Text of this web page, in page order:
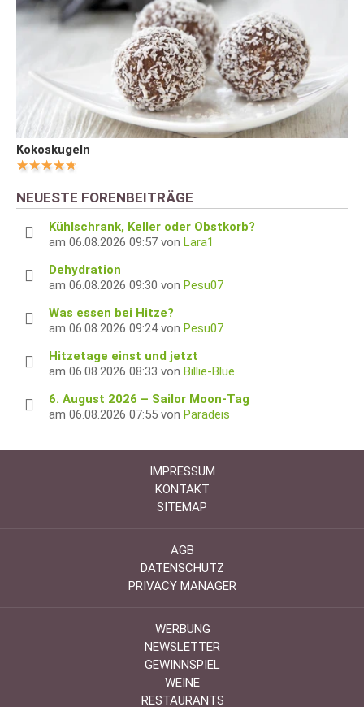
Kokoskugeln
NEUESTE FORENBEITRÄGE
Kühlschrank, Keller oder Obstkorb?
am 06.08.2026 09:57 von Lara1
Dehydration
am 06.08.2026 09:30 von Pesu07
Was essen bei Hitze?
am 06.08.2026 09:24 von Pesu07
Hitzetage einst und jetzt
am 06.08.2026 08:33 von Billie-Blue
6. August 2026 – Sailor Moon-Tag
am 06.08.2026 07:55 von Paradeis
IMPRESSUM
KONTAKT
SITEMAP
AGB
DATENSCHUTZ
PRIVACY MANAGER
WERBUNG
NEWSLETTER
GEWINNSPIEL
WEINE
RESTAURANTS